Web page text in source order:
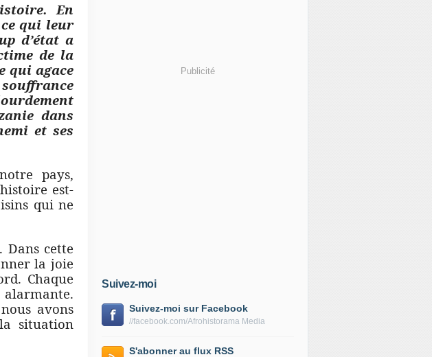
En
qui leur
d’état a
de la
qui agace
dans
et ses
pays,
est-
qui ne
cette
la joie
Chaque
avons
situation
Publicité
Suivez-moi
Suivez-moi sur Facebook
//facebook.com/Afrohistorama Media
S'abonner au flux RSS